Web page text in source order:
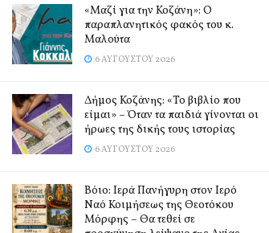
«Μαζί για την Κοζάνη»: Ο
παραπλανητικός φακός του κ.
Μαλούτα
6 ΑΥΓΟΎΣΤΟΥ 2026
Δήμος Κοζάνης: «Το βιβλίο που
είμαι» – Όταν τα παιδιά γίνονται οι
ήρωες της δικής τους ιστορίας
6 ΑΥΓΟΎΣΤΟΥ 2026
Βόιο: Ιερά Πανήγυρη στον Ιερό
Ναό Κοιμήσεως της Θεοτόκου
Μόρφης – Θα τεθεί σε